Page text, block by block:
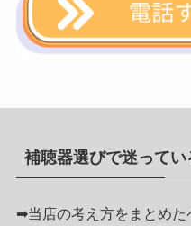
補聴器選びで迷ってい
➡当店の考え方をまとめた